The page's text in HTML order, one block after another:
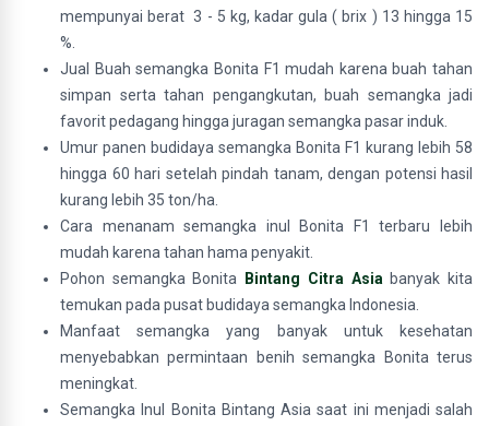
mempunyai berat 3 - 5 kg, kadar gula ( brix ) 13 hingga 15
%.
Jual Buah semangka Bonita F1 mudah karena buah tahan
simpan serta tahan pengangkutan, buah semangka jadi
favorit pedagang hingga juragan semangka pasar induk.
Umur panen budidaya semangka Bonita F1 kurang lebih 58
hingga 60 hari setelah pindah tanam, dengan potensi hasil
kurang lebih 35 ton/ha.
Cara menanam semangka inul Bonita F1 terbaru lebih
mudah karena tahan hama penyakit.
Pohon semangka Bonita
Bintang Citra Asia banyak kita
temukan pada pusat budidaya semangka Indonesia.
Manfaat semangka yang banyak untuk kesehatan
menyebabkan permintaan benih semangka Bonita terus
meningkat.
Semangka Inul Bonita Bintang Asia saat ini menjadi salah